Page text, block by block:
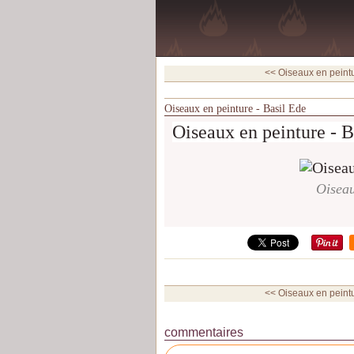
<< Oiseaux en
Oiseaux en peinture - Basil Ede
Oiseaux en peinture -
<< Oiseaux en
commentaires